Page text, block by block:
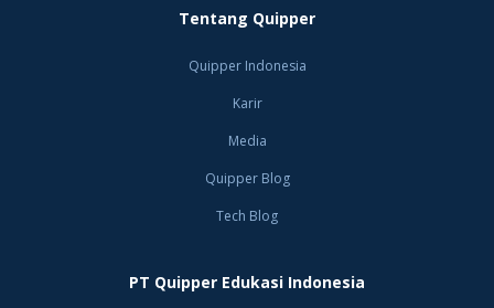
Tentang Quipper
Quipper Indonesia
Karir
Media
Quipper Blog
Tech Blog
PT Quipper Edukasi Indonesia